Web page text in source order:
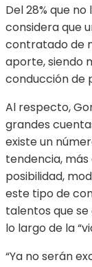
Del 28% que
considera que
contratado de
aporte, siendo
conducción de
Al respecto,
grandes
existe un
tendencia,
posibilidad,
este tipo de
talentos que
lo largo de la
“Ya no serán